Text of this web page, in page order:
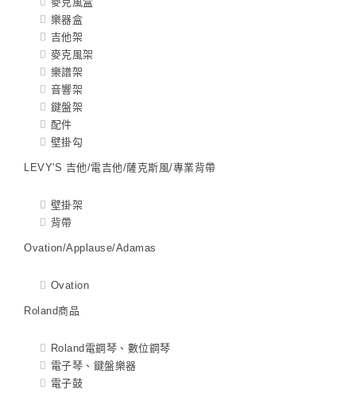
樂器盒
吉他架
麥克風架
樂譜架
音響架
鍵盤架
配件
壁掛勾
LEVY'S 吉他/電吉他/薩克斯風/專業背帶
壁掛架
背帶
Ovation/Applause/Adamas
Ovation
Roland商品
Roland電鋼琴、數位鋼琴
電子琴、鍵盤樂器
電子鼓